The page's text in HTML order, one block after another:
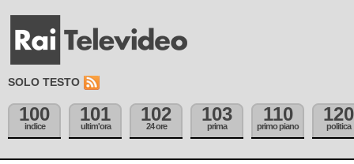
SOLO TESTO
100
indice
101
ultim'ora
102
24 ore
103
prima
110
primo piano
120
politica